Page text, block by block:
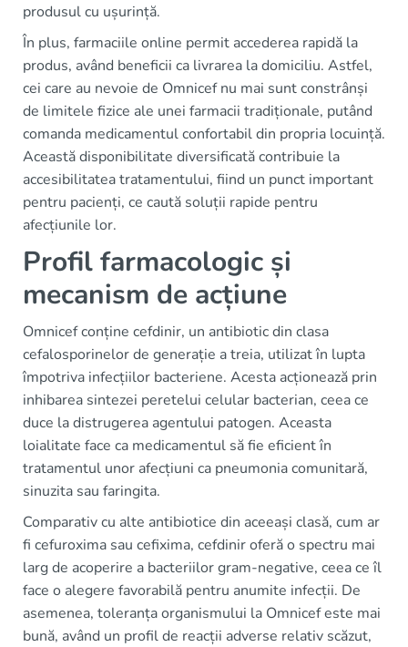
produsul cu ușurință.
În plus, farmaciile online permit accederea rapidă la
produs, având beneficii ca livrarea la domiciliu. Astfel,
cei care au nevoie de Omnicef nu mai sunt constrânși
de limitele fizice ale unei farmacii tradiționale, putând
comanda medicamentul confortabil din propria locuință.
Această disponibilitate diversificată contribuie la
accesibilitatea tratamentului, fiind un punct important
pentru pacienți, ce caută soluții rapide pentru
afecțiunile lor.
Profil farmacologic și
mecanism de acțiune
Omnicef conține cefdinir, un antibiotic din clasa
cefalosporinelor de generație a treia, utilizat în lupta
împotriva infecțiilor bacteriene. Acesta acționează prin
inhibarea sintezei peretelui celular bacterian, ceea ce
duce la distrugerea agentului patogen. Aceasta
loialitate face ca medicamentul să fie eficient în
tratamentul unor afecțiuni ca pneumonia comunitară,
sinuzita sau faringita.
Comparativ cu alte antibiotice din aceeași clasă, cum ar
fi cefuroxima sau cefixima, cefdinir oferă o spectru mai
larg de acoperire a bacteriilor gram-negative, ceea ce îl
face o alegere favorabilă pentru anumite infecții. De
asemenea, toleranța organismului la Omnicef este mai
bună, având un profil de reacții adverse relativ scăzut,